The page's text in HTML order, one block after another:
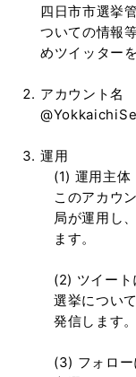
四日市市選挙
ついての情報
めツイッター
アカウント名
運用
(1) 運用主体
このアカウ
局が運用し
ます。
(2) ツイー
選挙につい
発信します。
(3) フォロ